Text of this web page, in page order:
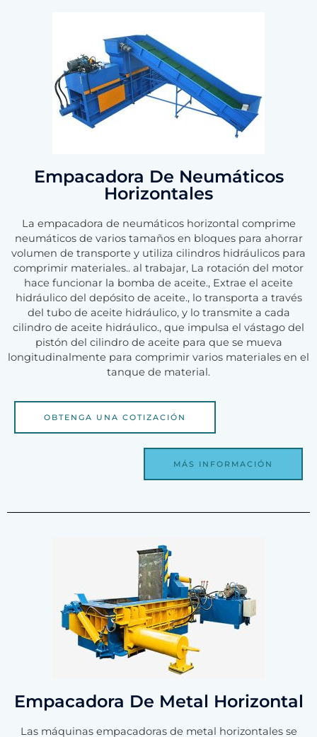
Empacadora De Neumáticos
Horizontales
La empacadora de neumáticos horizontal comprime
neumáticos de varios tamaños en bloques para ahorrar
volumen de transporte y utiliza cilindros hidráulicos para
comprimir materiales.. al trabajar, La rotación del motor
hace funcionar la bomba de aceite., Extrae el aceite
hidráulico del depósito de aceite., lo transporta a través
del tubo de aceite hidráulico, y lo transmite a cada
cilindro de aceite hidráulico., que impulsa el vástago del
pistón del cilindro de aceite para que se mueva
longitudinalmente para comprimir varios materiales en el
tanque de material.
OBTENGA UNA COTIZACIÓN
MÁS INFORMACIÓN
Empacadora De Metal Horizontal
Las máquinas empacadoras de metal horizontales se